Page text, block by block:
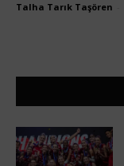
Talha Tarık Taşören